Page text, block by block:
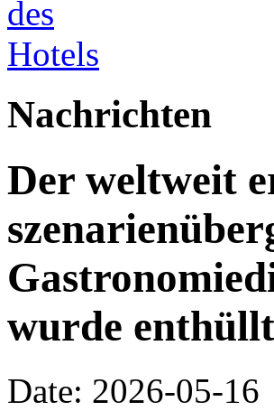
Nachrichten
Der weltweit
wurde
Date: 2026-05-16